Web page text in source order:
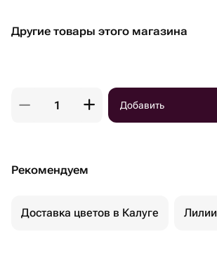
Другие товары этого магазина
Добавить
Рекомендуем
Доставка цветов в Калуге Лилии